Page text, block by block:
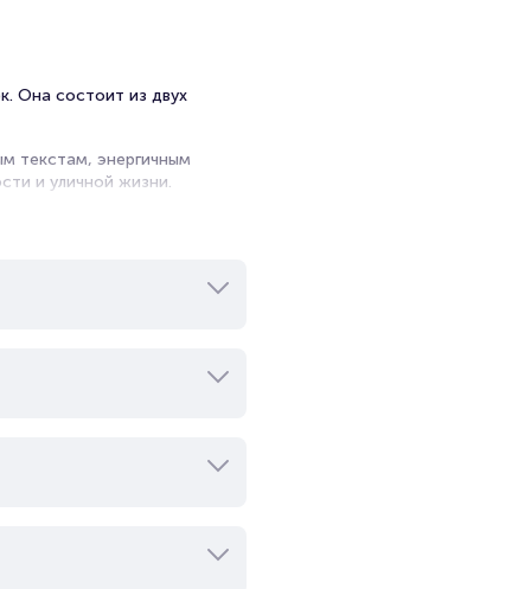
Она состоит из двух
текстам, энергичным
и уличной жизни.
успехом, достигнув
как Wu-Tang Clan, Method